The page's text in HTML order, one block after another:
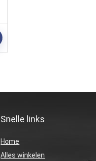
Snelle links
Home
Alles winkelen